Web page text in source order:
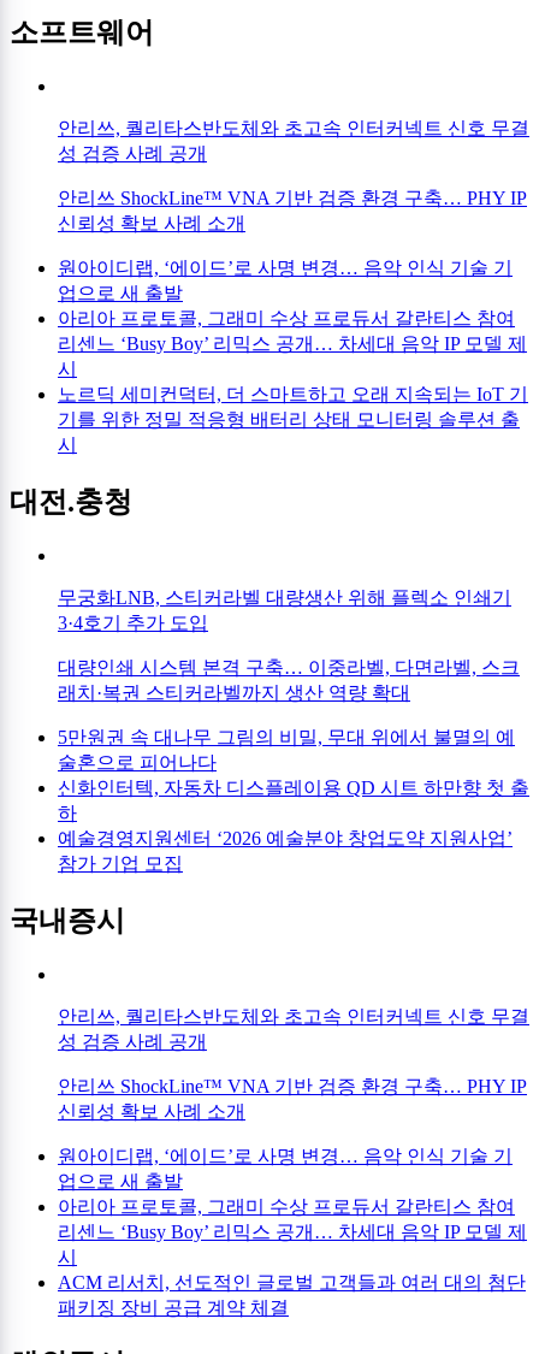
소프트웨어
안리쓰, 퀄리타스반도체와 초고속 인터커넥트 신호 무결
성 검증 사례 공개
안리쓰 ShockLine™ VNA 기반 검증 환경 구축… PHY IP
신뢰성 확보 사례 소개
원아이디랩, ‘에이드’로 사명 변경… 음악 인식 기술 기
업으로 새 출발
아리아 프로토콜, 그래미 수상 프로듀서 갈란티스 참여
리센느 ‘Busy Boy’ 리믹스 공개… 차세대 음악 IP 모델 제
시
노르딕 세미컨덕터, 더 스마트하고 오래 지속되는 IoT 기
기를 위한 정밀 적응형 배터리 상태 모니터링 솔루션 출
시
대전.충청
무궁화LNB, 스티커라벨 대량생산 위해 플렉소 인쇄기
3·4호기 추가 도입
대량인쇄 시스템 본격 구축… 이중라벨, 다면라벨, 스크
래치·복권 스티커라벨까지 생산 역량 확대
5만원권 속 대나무 그림의 비밀, 무대 위에서 불멸의 예
술혼으로 피어나다
신화인터텍, 자동차 디스플레이용 QD 시트 하만향 첫 출
하
예술경영지원센터 ‘2026 예술분야 창업도약 지원사업’
참가 기업 모집
국내증시
안리쓰, 퀄리타스반도체와 초고속 인터커넥트 신호 무결
성 검증 사례 공개
안리쓰 ShockLine™ VNA 기반 검증 환경 구축… PHY IP
신뢰성 확보 사례 소개
원아이디랩, ‘에이드’로 사명 변경… 음악 인식 기술 기
업으로 새 출발
아리아 프로토콜, 그래미 수상 프로듀서 갈란티스 참여
리센느 ‘Busy Boy’ 리믹스 공개… 차세대 음악 IP 모델 제
시
ACM 리서치, 선도적인 글로벌 고객들과 여러 대의 첨단
패키징 장비 공급 계약 체결